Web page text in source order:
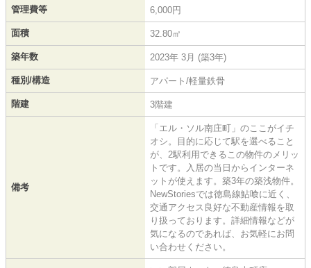
管理費等 6,000円
面積 32.80㎡
築年数 2023年 3月 (築3年)
種別/構造 アパート/軽量鉄骨
階建 3階建
備考
「エル・ソル南庄町」のここがイチ
オシ。目的に応じて駅を選べること
が、2駅利用できるこの物件のメリッ
トです。入居の当日からインターネ
ットが使えます。築3年の築浅物件。
NewStoriesでは徳島線鮎喰に近く、
交通アクセス良好な不動産情報を取
り扱っております。詳細情報などが
気になるのであれば、お気軽にお問
い合わせください。